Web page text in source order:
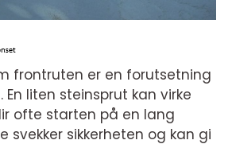
frontruten er en forutsetning
liten steinsprut kan virke
ofte starten på en lang
svekker sikkerheten og kan gi